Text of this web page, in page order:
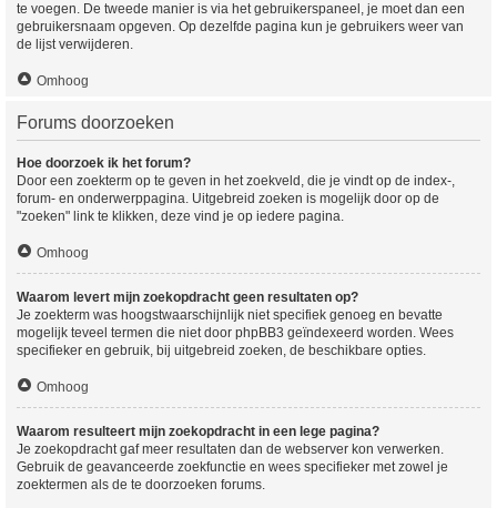
te voegen. De tweede manier is via het gebruikerspaneel, je moet dan een
gebruikersnaam opgeven. Op dezelfde pagina kun je gebruikers weer van
de lijst verwijderen.
Omhoog
Forums doorzoeken
Hoe doorzoek ik het forum?
Door een zoekterm op te geven in het zoekveld, die je vindt op de index-,
forum- en onderwerppagina. Uitgebreid zoeken is mogelijk door op de
"zoeken" link te klikken, deze vind je op iedere pagina.
Omhoog
Waarom levert mijn zoekopdracht geen resultaten op?
Je zoekterm was hoogstwaarschijnlijk niet specifiek genoeg en bevatte
mogelijk teveel termen die niet door phpBB3 geïndexeerd worden. Wees
specifieker en gebruik, bij uitgebreid zoeken, de beschikbare opties.
Omhoog
Waarom resulteert mijn zoekopdracht in een lege pagina?
Je zoekopdracht gaf meer resultaten dan de webserver kon verwerken.
Gebruik de geavanceerde zoekfunctie en wees specifieker met zowel je
zoektermen als de te doorzoeken forums.